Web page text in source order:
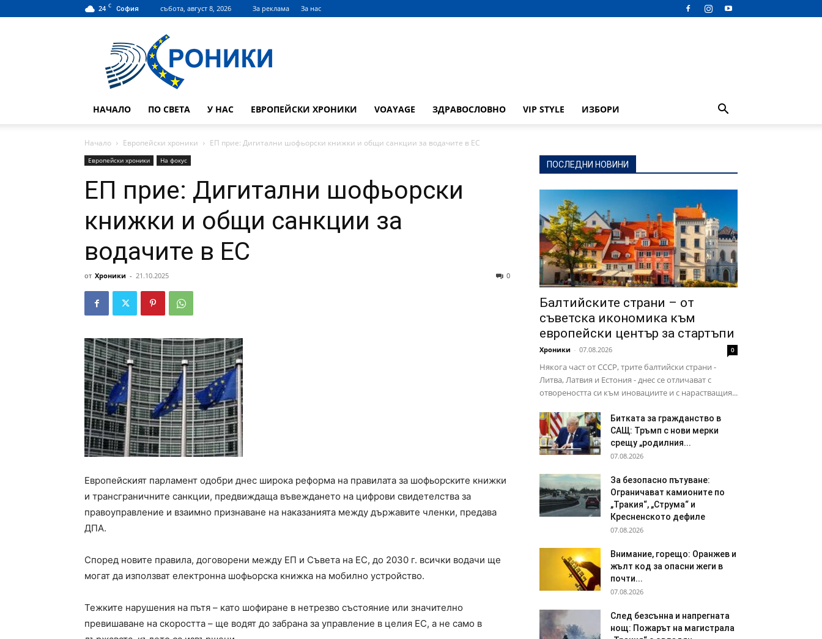
24 C София събота, август 8, 2026 За реклама За нас
НАЧАЛО ПО СВЕТА У НАС ЕВРОПЕЙСКИ ХРОНИКИ VOAYAGE ЗДРАВОСЛОВНО VIP STYLE ИЗБОРИ
Начало Европейски хроники ЕП прие: Дигитални шофьорски книжки и общи санкции за водачите в ЕС
Европейски хроники На фокус
ЕП прие: Дигитални шофьорски
книжки и общи санкции за
водачите в ЕС
от Хроники - 21.10.2025 0
Европейският парламент одобри днес широка реформа на правилата за шофьорските книжки
и трансграничните санкции, предвиждаща въвеждането на цифрови свидетелства за
правоуправление и взаимно признаване на наказанията между държавите членки, предава
ДПА.
Според новите правила, договорени между ЕП и Съвета на ЕС, до 2030 г. всички водачи ще
могат да използват електронна шофьорска книжка на мобилно устройство.
Тежките нарушения на пътя – като шофиране в нетрезво състояние или значително
превишаване на скоростта – ще водят до забрана за управление в целия ЕС, а не само в
ПОСЛЕДНИ НОВИНИ
Балтийските страни – от
съветска икономика към
европейски център за стартъпи
Хроники - 07.08.2026 0
Някога част от СССР, трите балтийски страни -
Литва, Латвия и Естония - днес се отличават с
отвореността си към иновациите и с нарастващия...
Битката за гражданство в
САЩ: Тръмп с нови мерки
срещу „родилния...
07.08.2026
За безопасно пътуване:
Ограничават камионите по
„Тракия“, „Струма“ и
Кресненското дефиле
07.08.2026
Внимание, горещо: Оранжев и
жълт код за опасни жеги в
почти...
07.08.2026
След безсънна и напрегната
нощ: Пожарът на магистрала